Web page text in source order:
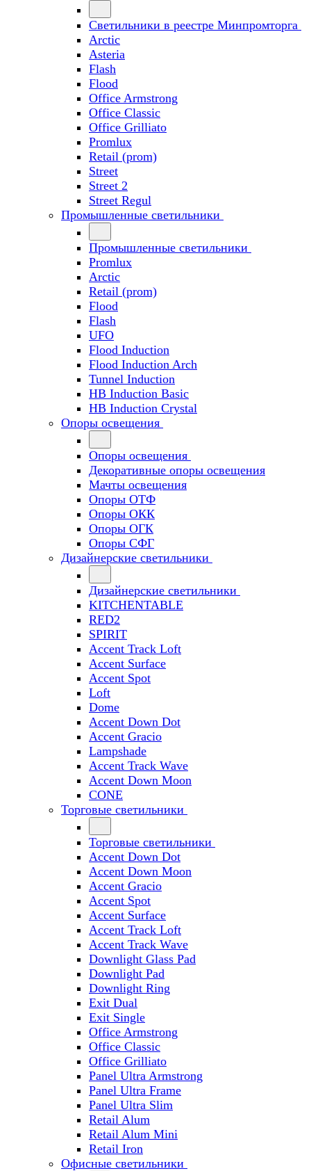
Светильники в реестре Минпромторга
Arctic
Asteria
Flash
Flood
Office Armstrong
Office Classic
Office Grilliato
Promlux
Retail (prom)
Street
Street 2
Street Regul
Промышленные светильники
Промышленные светильники
Promlux
Arctic
Retail (prom)
Flood
Flash
UFO
Flood Induction
Flood Induction Arch
Tunnel Induction
HB Induction Basic
HB Induction Crystal
Опоры освещения
Опоры освещения
Декоративные опоры освещения
Мачты освещения
Опоры ОТФ
Опоры ОКК
Опоры ОГК
Опоры СФГ
Дизайнерские светильники
Дизайнерские светильники
KITCHENTABLE
RED2
SPIRIT
Accent Track Loft
Accent Surface
Accent Spot
Loft
Dome
Accent Down Dot
Accent Gracio
Lampshade
Accent Track Wave
Accent Down Moon
CONE
Торговые светильники
Торговые светильники
Accent Down Dot
Accent Down Moon
Accent Gracio
Accent Spot
Accent Surface
Accent Track Loft
Accent Track Wave
Downlight Glass Pad
Downlight Pad
Downlight Ring
Exit Dual
Exit Single
Office Armstrong
Office Classic
Office Grilliato
Panel Ultra Armstrong
Panel Ultra Frame
Panel Ultra Slim
Retail Alum
Retail Alum Mini
Retail Iron
Офисные светильники